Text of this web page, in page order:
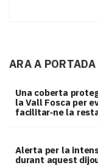
ARA A PORTADA
Una coberta
la Vall Fosca per
facilitar‑ne la
Alerta per la
durant aquest